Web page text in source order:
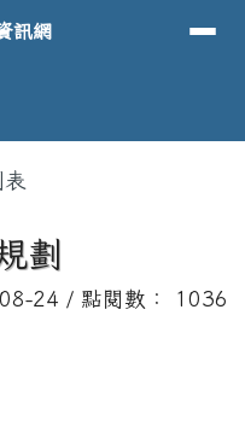
等學校全球資
訊網
劃
24 / 點閱數： 1036